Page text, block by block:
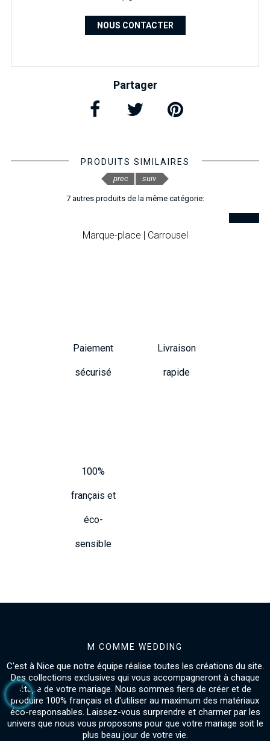
NOUS CONTACTER
Partager
PRODUITS SIMILAIRES
7 autres produits de la même catégorie:
Marque-place | Carrousel
prec suiv
Paiement
sécurisé
Livraison
rapide
100%
français et
éco-
sensible
M COMME WEDDING
C'est à Nice que notre équipe réalise toutes les créations du site.
Des collections exclusives qui vous accompagneront à chaque
étape de votre mariage. Nous sommes fiers de créer et de
produire 100% français et d'utiliser au maximum des matériaux
éco-responsables. Laissez-vous surprendre et charmer par les
univers que nous vous proposons pour que votre mariage soit le
plus beau jour de votre vie.